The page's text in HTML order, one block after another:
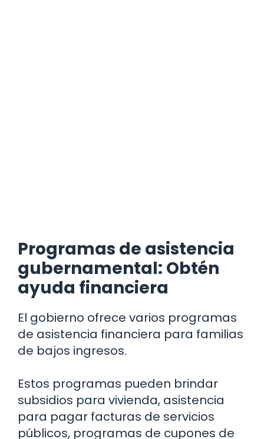
Programas de asistencia
gubernamental: Obtén
ayuda financiera
El gobierno ofrece varios programas
de asistencia financiera para familias
de bajos ingresos.
Estos programas pueden brindar
subsidios para vivienda, asistencia
para pagar facturas de servicios
públicos, programas de cupones de